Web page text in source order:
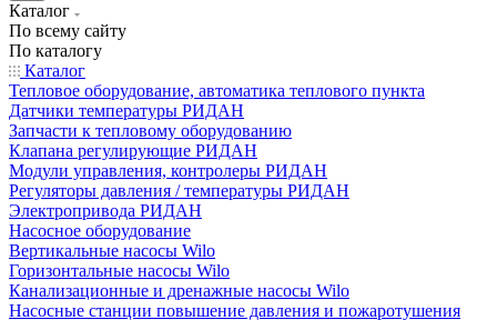
Каталог
По всему сайту
По каталогу
Каталог
Тепловое оборудование, автоматика теплового пункта
Датчики температуры РИДАН
Запчасти к тепловому оборудованию
Клапана регулирующие РИДАН
Модули управления, контролеры РИДАН
Регуляторы давления / температуры РИДАН
Электропривода РИДАН
Насосное оборудование
Вертикальные насосы Wilo
Горизонтальные насосы Wilo
Канализационные и дренажные насосы Wilo
Насосные станции повышение давления и пожаротушения